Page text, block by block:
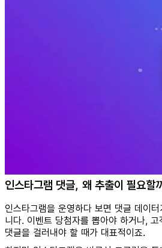
인스타그램 댓글, 왜 추출이 필요할
인스타그램을 운영하다 보면 댓글 데이
니다. 이벤트 당첨자를 뽑아야 하거나,
댓글을 걸러내야 할 때가 대표적이죠.